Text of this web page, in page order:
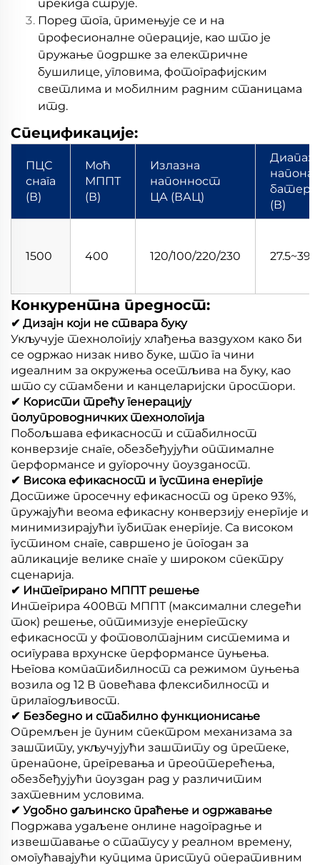
прекида струје.
Поред тога, примењује се и на
професионалне операције, као што је
пружање подршке за електричне
бушилице, угловима, фотографијским
светлима и мобилним радним станицама
итд.
Спецификације:
ПЦС
снага
(В)
Моћ
МППТ
(В)
Излазна
напонност
ЦА (ВАЦ)
напона
(В)
1500 400 120/100/220/230 27.5~39.6
Конкурентна предност:
✔ Дизајн који не ствара буку
Укључује технологију хлађења ваздухом како би
се одржао низак ниво буке, што га чини
идеалним за окружења осетљива на буку, као
што су стамбени и канцеларијски простори.
✔ Користи трећу генерацију
полупроводничких технологија
Побољшава ефикасност и стабилност
конверзије снаге, обезбеђујући оптималне
перформансе и дугорочну поузданост.
✔ Висока ефикасност и густина енергије
Достиже просечну ефикасност од преко 93%,
пружајући веома ефикасну конверзију енергије и
минимизирајући губитак енергије. Са високом
густином снаге, савршено је погодан за
апликације велике снаге у широком спектру
сценарија.
✔ Интегрирано МППТ решење
Интегрира 400Вт МППТ (максимални следећи
ток) решење, оптимизује енергетску
ефикасност у фотоволтајним системима и
осигурава врхунске перформансе пуњења.
Његова компатибилност са режимом пуњења
возила од 12 В повећава флексибилност и
прилагодљивост.
✔ Безбедно и стабилно функционисање
Опремљен је пуним спектром механизама за
заштиту, укључујући заштиту од претеке,
пренапоне, прегревања и преоптерећења,
обезбеђујући поуздан рад у различитим
захтевним условима.
✔ Удобно даљинско праћење и одржавање
Подржава удаљене онлине надоградње и
извештавање о статусу у реалном времену,
омогућавајући купцима приступ оперативним